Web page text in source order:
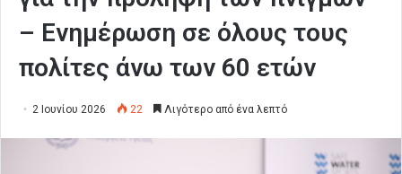
– Ενημέρωση σε όλους τους
πολίτες άνω των 60 ετών
2 Ιουνίου 2026 22 Λιγότερο από ένα λεπτό